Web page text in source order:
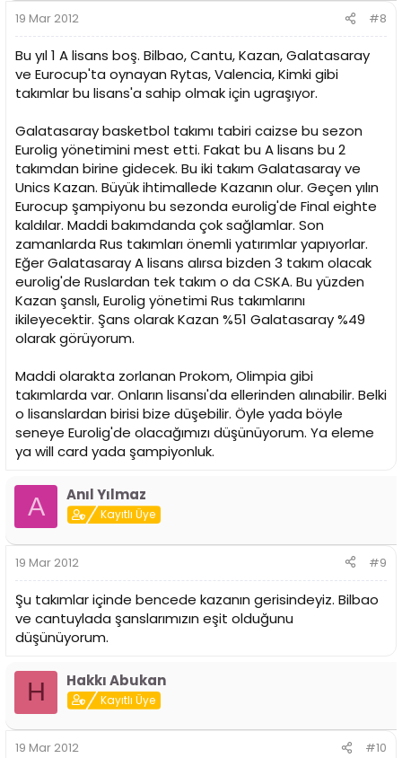
19 Mar 2012 #8
Bu yıl 1 A lisans boş. Bilbao, Cantu, Kazan, Galatasaray
ve Eurocup'ta oynayan Rytas, Valencia, Kimki gibi
takımlar bu lisans'a sahip olmak için ugraşıyor.
Galatasaray basketbol takımı tabiri caizse bu sezon
Eurolig yönetimini mest etti. Fakat bu A lisans bu 2
takımdan birine gidecek. Bu iki takım Galatasaray ve
Unics Kazan. Büyük ihtimallede Kazanın olur. Geçen yılın
Eurocup şampiyonu bu sezonda eurolig'de Final eighte
kaldılar. Maddi bakımdanda çok sağlamlar. Son
zamanlarda Rus takımları önemli yatırımlar yapıyorlar.
Eğer Galatasaray A lisans alırsa bizden 3 takım olacak
eurolig'de Ruslardan tek takım o da CSKA. Bu yüzden
Kazan şanslı, Eurolig yönetimi Rus takımlarını
ikileyecektir. Şans olarak Kazan %51 Galatasaray %49
olarak görüyorum.
Maddi olarakta zorlanan Prokom, Olimpia gibi
takımlarda var. Onların lisansı'da ellerinden alınabilir. Belki
o lisanslardan birisi bize düşebilir. Öyle yada böyle
seneye Eurolig'de olacağımızı düşünüyorum. Ya eleme
ya will card yada şampiyonluk.
A Anıl Yılmaz
Kayıtlı Üye
19 Mar 2012 #9
Şu takımlar içinde bencede kazanın gerisindeyiz. Bilbao
ve cantuylada şanslarımızın eşit olduğunu
düşünüyorum.
H Hakkı Abukan
Kayıtlı Üye
19 Mar 2012 #10